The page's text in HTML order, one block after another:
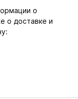
о
о доставке и